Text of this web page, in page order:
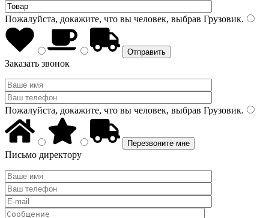
Пожалуйста, докажите, что вы человек, выбрав Грузовик.
Заказать звонок
Пожалуйста, докажите, что вы человек, выбрав Грузовик.
Письмо директору